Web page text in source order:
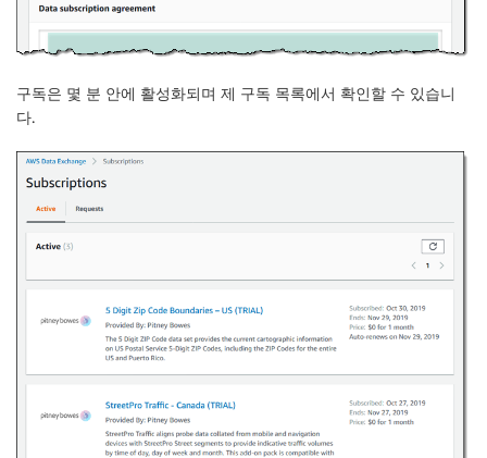
구독은 몇 분 안에 활성화되며 제 구독 목록에서 확인할 수 있습니
다.